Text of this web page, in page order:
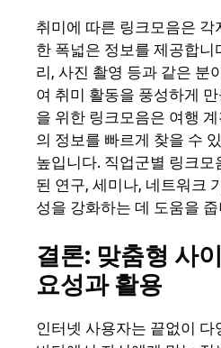
취미에 따른 링크모음은 각
한 폭넓은 정보를 제공합니
리, 사진 촬영 등과 같은 분
여 취미 활동을 풍성하게
을 위한 링크모음은 여행
의 정보를 빠르게 찾을 수
높입니다. 직업군별 링크모
된 연구, 세미나, 네트워크
성을 강화하는 데 도움을 줍
결론: 맞춤형 사
요성과 활용
인터넷 사용자는 끝없이 다